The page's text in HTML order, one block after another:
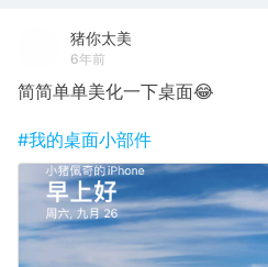
猪你太美
6年前
简简单单美化一下桌面😂
#我的桌面小部件